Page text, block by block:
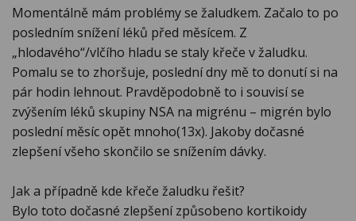
Momentálně mám problémy se žaludkem. Začalo to po
posledním snížení léků před měsícem. Z
„hlodavého“/vlčího hladu se staly křeče v žaludku.
Pomalu se to zhoršuje, poslední dny mě to donutí si na
pár hodin lehnout. Pravděpodobně to i souvisí se
zvýšením léků skupiny NSA na migrénu – migrén bylo
poslední měsíc opět mnoho(13x). Jakoby dočasné
zlepšení všeho skončilo se snížením dávky.
Jak a případně kde křeče žaludku řešit?
Bylo toto dočasné zlepšení způsobeno kortikoidy